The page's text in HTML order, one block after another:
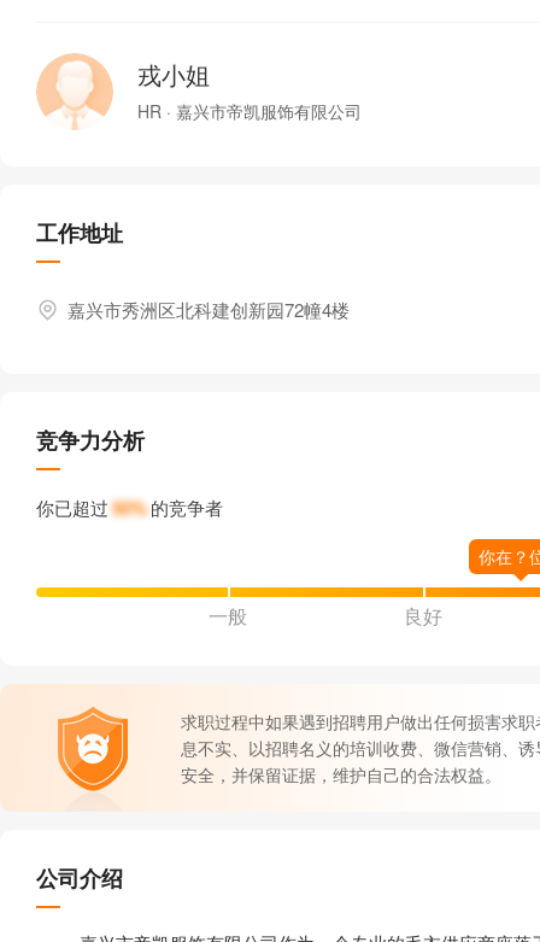
戎小姐
HR · 嘉兴市帝凯服饰有限公司
工作地址
嘉兴市秀洲区北科建创新园72幢4楼
竞争力分析
你已超过50%的竞争者
一般 良好
求职过程中如果遇到招聘用户做出任何损害求
息不实、以招聘名义的培训收费、微信营销、
安全，并保留证据，维护自己的合法权益。
公司介绍